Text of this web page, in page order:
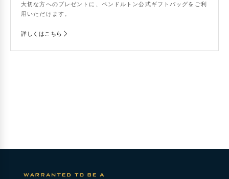
大切な方へのプレゼントに、ペンドルトン公式ギフトバッグをご利
用いただけます。
詳しくはこちら